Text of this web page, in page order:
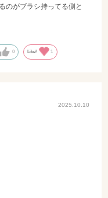
のがブラシ持ってる側と
0 Like! 1
2025.10.10